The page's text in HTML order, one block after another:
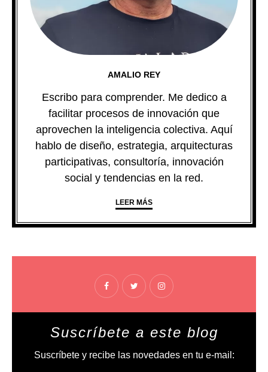
AMALIO REY
Escribo para comprender. Me dedico a
facilitar procesos de innovación que
aprovechen la inteligencia colectiva. Aquí
hablo de diseño, estrategia, arquitecturas
participativas, consultoría, innovación
social y tendencias en la red.
LEER MÁS
Suscríbete a este blog
Suscríbete y recibe las novedades en tu e-mail: